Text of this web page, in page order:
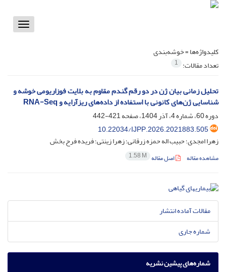
Toggle
کلیدواژه‌ها =خوشه‌بندی
تعداد مقالات: 1
تحلیل زمانی بیان ژن در دو رقم گندم مقاوم به بلایت فوزاریومی خوشه و
شناسایی ژن‌های کانونی با استفاده از داده‌های ریزآرایه و RNA-Seq
دوره 60، شماره 4، آذر 1404، صفحه
421-442
10.22034/IJPP.2026.2021883.505
زهرا امجدی؛ حبیب اله حمزه زرقانی؛ زهرا زینتی؛ فریده فرح بخش
مشاهده مقاله اصل مقاله 1.58 M
مقالات آماده انتشار
شماره جاری
شماره‌های پیشین نشریه